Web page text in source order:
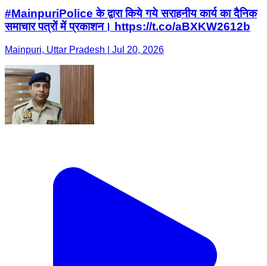
#MainpuriPolice के द्वारा किये गये सराहनीय कार्य का दैनिक
समाचार पत्रों में प्रकाशन। https://t.co/aBXKW2612b
Mainpuri, Uttar Pradesh | Jul 20, 2026